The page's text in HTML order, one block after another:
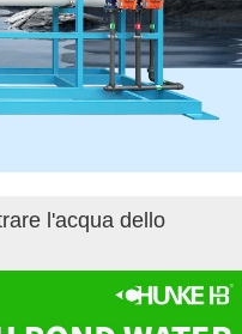
l'acqua dello